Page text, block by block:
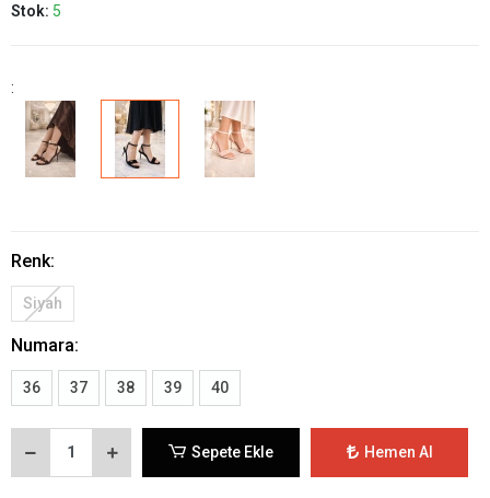
Stok: 5
:
Renk:
Siyah
Numara:
36 37 38 39 40
Sepete Ekle Hemen Al